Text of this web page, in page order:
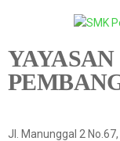
Jl. Manunggal 2